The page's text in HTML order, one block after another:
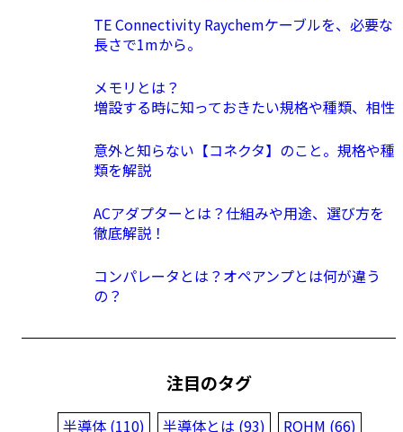
TE Connectivity Raychemケーブルを、必要な
長さで1mから。
メモリとは？
増設する時に知っておきたい規格や種類、相性
意外と知らない【コネクタ】のこと。規格や種
類を解説
ACアダプターとは？仕組みや用途、選び方を
徹底解説！
コンパレータとは？オペアンプとは何が違う
の？
注目のタグ
半導体 (110) 半導体とは (93)
ROHM (66)